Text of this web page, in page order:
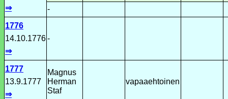
⇒
-
1776
14.10.1776
⇒
-
1777
13.9.1777
⇒
Magnus
Herman
Staf
vapaaehtoinen